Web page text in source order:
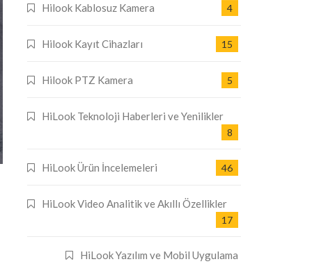
Hilook Kablosuz Kamera 4
Hilook Kayıt Cihazları 15
Hilook PTZ Kamera 5
HiLook Teknoloji Haberleri ve Yenilikler
8
HiLook Ürün İncelemeleri 46
HiLook Video Analitik ve Akıllı Özellikler
17
HiLook Yazılım ve Mobil Uygulama